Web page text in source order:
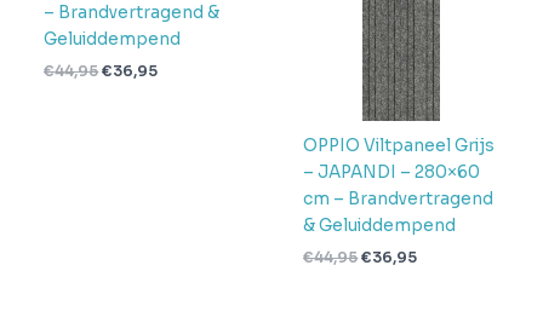
– Brandvertragend &
Geluiddempend
€44,95€36,95
OPPIO Viltpaneel Grijs
– JAPANDI – 280×60
cm – Brandvertragend
& Geluiddempend
€44,95€36,95